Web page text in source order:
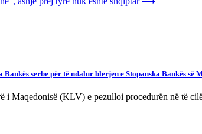
Bankës serbe për të ndalur blerjen e Stopanska Bankës së
i Maqedonisë (KLV) e pezulloi procedurën në të